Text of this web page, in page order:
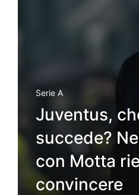
Serie A
Juventus,
succede?
con Motta
convincere